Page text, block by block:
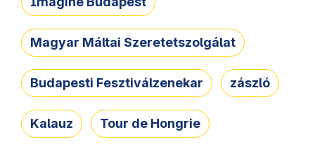
Magyar Máltai Szeretetszolgálat
Budapesti Fesztiválzenekar zászló
Kalauz Tour de Hongrie